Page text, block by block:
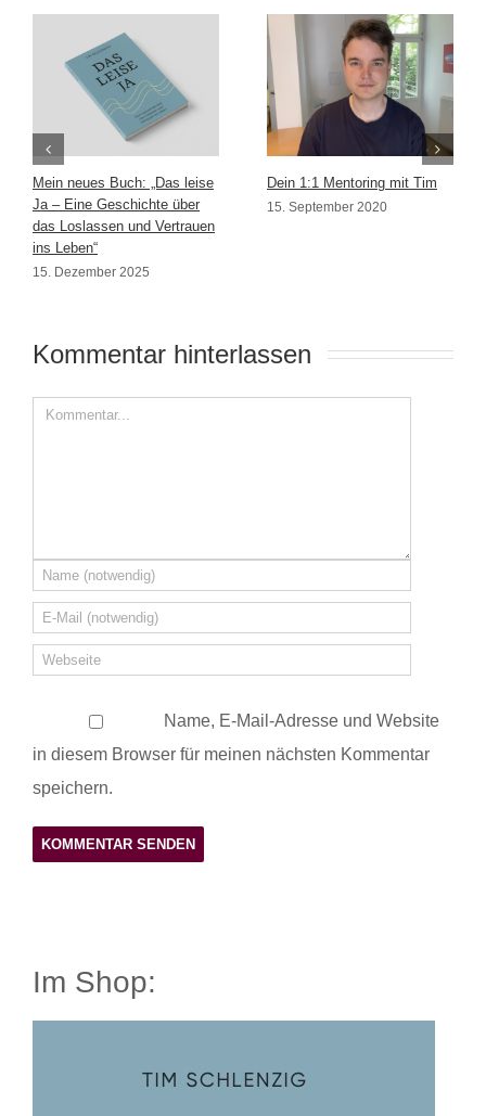
Mein neues Buch: „Das leise
Ja – Eine Geschichte über
das Loslassen und Vertrauen
ins Leben“
15. Dezember 2025
Dein 1:1 Mentoring mit Tim
15. September 2020
Kommentar hinterlassen
Name, E-Mail-Adresse und Website
in diesem Browser für meinen nächsten Kommentar
speichern.
Im Shop: